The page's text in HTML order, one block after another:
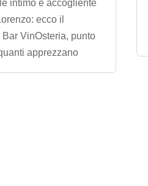
intimo e accogliente
ecco il
VinOsteria, punto
apprezzano